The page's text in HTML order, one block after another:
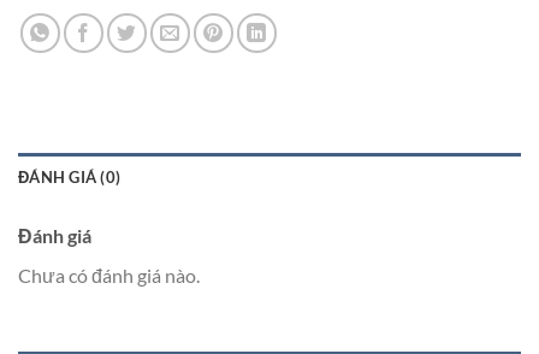
ĐÁNH GIÁ (0)
Đánh giá
Chưa có đánh giá nào.